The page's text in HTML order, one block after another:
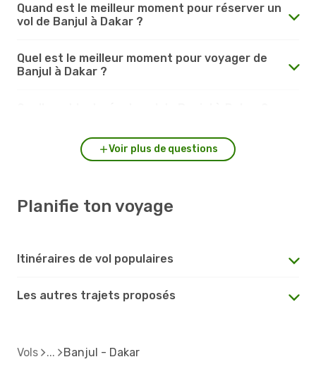
Quand est le meilleur moment pour réserver un
vol de Banjul à Dakar ?
Quel est le meilleur moment pour voyager de
Banjul à Dakar ?
Voir plus de questions
Planifie ton voyage
Itinéraires de vol populaires
Les autres trajets proposés
Vols Banjul - Dakar